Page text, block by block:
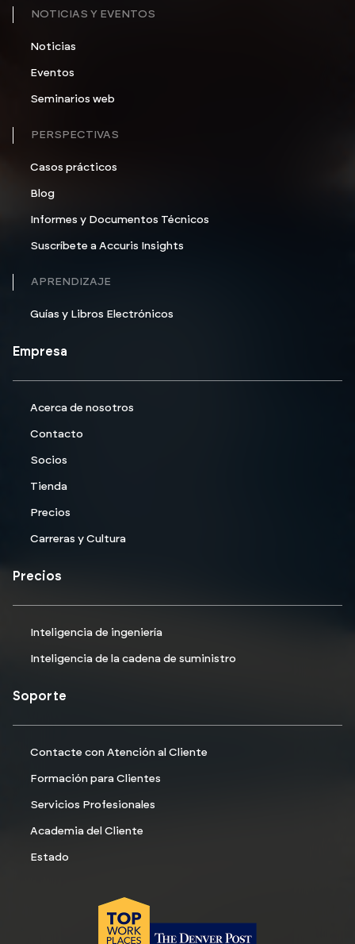
NOTICIAS Y EVENTOS
Noticias
Eventos
Seminarios web
PERSPECTIVAS
Casos prácticos
Blog
Informes y Documentos Técnicos
Suscríbete a Accuris Insights
APRENDIZAJE
Guías y Libros Electrónicos
Empresa
Acerca de nosotros
Contacto
Socios
Tienda
Precios
Carreras y Cultura
Precios
Inteligencia de ingeniería
Inteligencia de la cadena de suministro
Soporte
Contacte con Atención al Cliente
Formación para Clientes
Servicios Profesionales
Academia del Cliente
Estado